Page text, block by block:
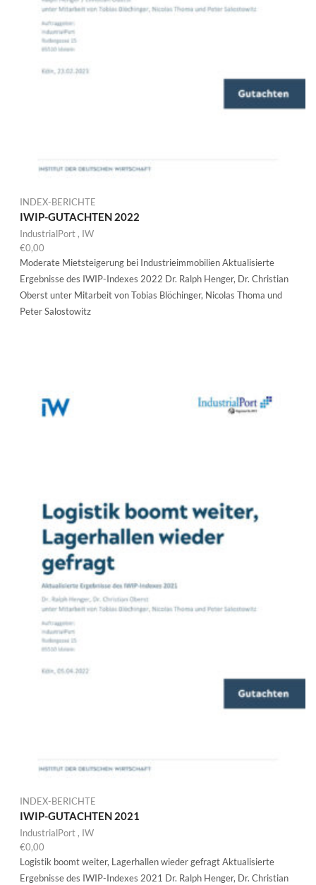
INDEX-BERICHTE
IWIP-GUTACHTEN 2022
IndustrialPort , IW
€0,00
Moderate Mietsteigerung bei Industrieimmobilien Aktualisierte
Ergebnisse des IWIP-Indexes 2022 Dr. Ralph Henger, Dr. Christian
Oberst unter Mitarbeit von Tobias Blöchinger, Nicolas Thoma und
Peter Salostowitz
INDEX-BERICHTE
IWIP-GUTACHTEN 2021
IndustrialPort , IW
€0,00
Logistik boomt weiter, Lagerhallen wieder gefragt Aktualisierte
Ergebnisse des IWIP-Indexes 2021 Dr. Ralph Henger, Dr. Christian